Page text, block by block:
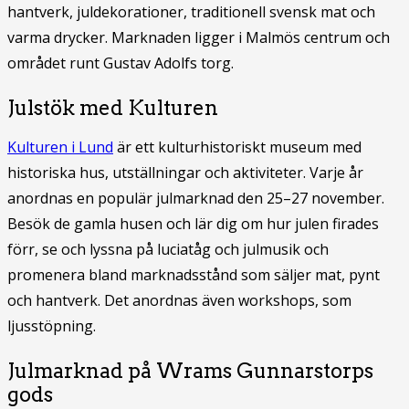
hantverk, juldekorationer, traditionell svensk mat och
varma drycker. Marknaden ligger i Malmös centrum och
området runt Gustav Adolfs torg.
Julstök med Kulturen
Kulturen i Lund är ett kulturhistoriskt museum med
historiska hus, utställningar och aktiviteter. Varje år
anordnas en populär julmarknad den 25–27 november.
Besök de gamla husen och lär dig om hur julen firades
förr, se och lyssna på luciatåg och julmusik och
promenera bland marknadsstånd som säljer mat, pynt
och hantverk. Det anordnas även workshops, som
ljusstöpning.
Julmarknad på Wrams Gunnarstorps
gods